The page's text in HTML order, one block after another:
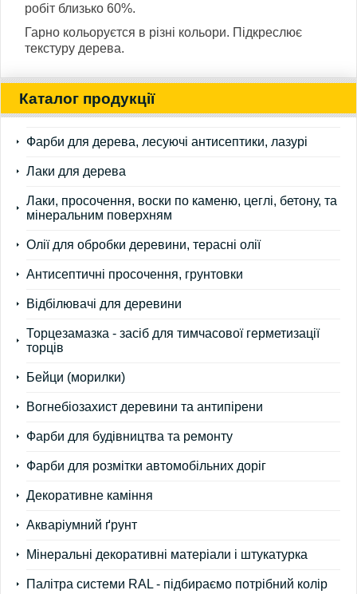
Каталог продукції
Фарби для дерева, лесуючі антисептики, лазурі
Лаки для дерева
Лаки, просочення, воски по каменю, цеглі, бетону, та
мінеральним поверхням
Олії для обробки деревини, терасні олії
Антисептичні просочення, грунтовки
Відбілювачі для деревини
Торцезамазка - засіб для тимчасової герметизації
торців
Бейци (морилки)
Вогнебіозахист деревини та антипірени
Фарби для будівництва та ремонту
Фарби для розмітки автомобільних доріг
Декоративне каміння
Акваріумний ґрунт
Мінеральні декоративні матеріали і штукатурка
Палітра системи RAL - підбираємо потрібний колір
робіт близько 60%.
Гарно кольоруєтся в різні кольори. Підкреслює
текстуру дерева.